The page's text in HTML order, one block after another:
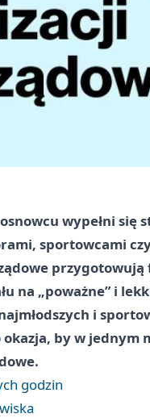
wypełni się
sportowcami
na „poważne” i
i
by w jednym
godzin